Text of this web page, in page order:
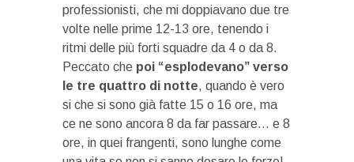
professionisti, che mi doppiavano due tre
volte nelle prime 12-13 ore, tenendo i
ritmi delle più forti squadre da 4 o da 8.
Peccato che poi “esplodevano” verso
le tre quattro di notte, quando è vero
si che si sono già fatte 15 o 16 ore, ma
ce ne sono ancora 8 da far passare… e 8
ore, in quei frangenti, sono lunghe come